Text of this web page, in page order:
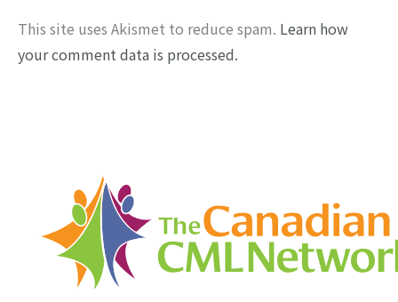
This site uses Akismet to reduce spam. Learn how
your comment data is processed.